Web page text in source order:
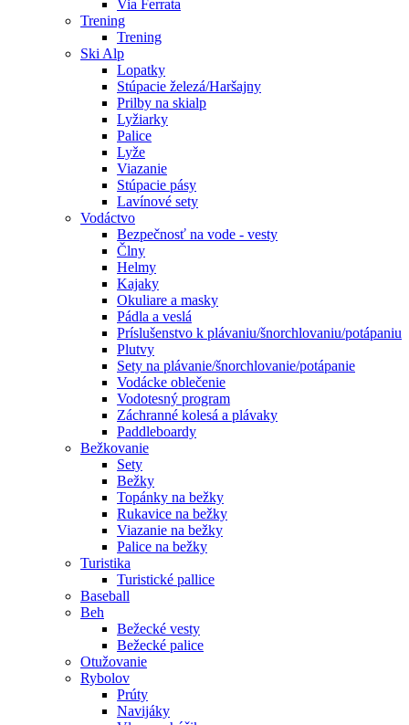
Via Ferrata
Trening
Trening
Ski Alp
Lopatky
Stúpacie železá/Haršajny
Prilby na skialp
Lyžiarky
Palice
Lyže
Viazanie
Stúpacie pásy
Lavínové sety
Vodáctvo
Bezpečnosť na vode - vesty
Člny
Helmy
Kajaky
Okuliare a masky
Pádla a veslá
Príslušenstvo k plávaniu/šnorchlovaniu/potápaniu
Plutvy
Sety na plávanie/šnorchlovanie/potápanie
Vodácke oblečenie
Vodotesný program
Záchranné kolesá a plávaky
Paddleboardy
Bežkovanie
Sety
Bežky
Topánky na bežky
Rukavice na bežky
Viazanie na bežky
Palice na bežky
Turistika
Turistické pallice
Baseball
Beh
Bežecké vesty
Bežecké palice
Otužovanie
Rybolov
Prúty
Navijáky